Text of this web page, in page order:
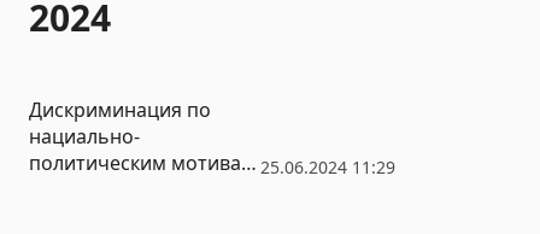
2024
25.06.2024 11:29
Дискриминация по
нациально-
политическим мотивам: